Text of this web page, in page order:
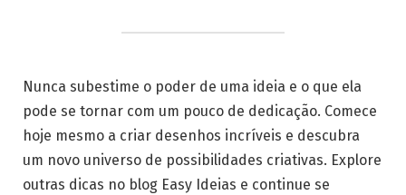
Nunca subestime o poder de uma ideia e o que ela
pode se tornar com um pouco de dedicação. Comece
hoje mesmo a criar desenhos incríveis e descubra
um novo universo de possibilidades criativas. Explore
outras dicas no blog Easy Ideias e continue se